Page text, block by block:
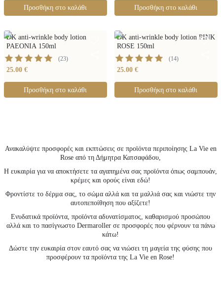
Προσθήκη στο καλάθι Προσθήκη στο καλάθι
DK anti-wrinkle body lotion
PAEONIA 150ml
(23)
25.00 €
Προσθήκη στο καλάθι
DK anti-wrinkle body lotion PINK
ROSE 150ml
(14)
25.00 €
Προσθήκη στο καλάθι
Ανακαλύψτε προσφορές και εκπτώσεις σε προϊόντα περιποίησης La Vie en
Rose από τη Δήμητρα Κατσαφάδου,
Η ευκαιρία για να αποκτήσετε τα αγαπημένα σας προϊόντα όπως σαμπουάν,
κρέμες και ορούς είναι εδώ!
Φροντίστε το δέρμα σας, το σώμα αλλά και τα μαλλιά σας και νιώστε την
αυτοπεποίθηση που αξίζετε!
Ενυδατικά προϊόντα, προϊόντα αδυνατίσματος, καθαρισμού προσώπου
αλλά και το πασίγνωστο Dermaroller σε προσφορές που φέρνουν τα πάνω
κάτω!
Δώστε την ευκαιρία στον εαυτό σας να νιώσει τη μαγεία της φύσης που
προσφέρουν τα προϊόντα της La Vie en Rose!